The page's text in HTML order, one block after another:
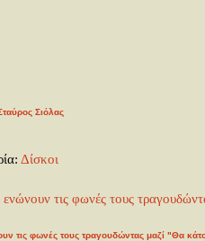
Σιόλας
Δίσκοι
τις φωνές τους τραγουδώντας μαζί "Θα